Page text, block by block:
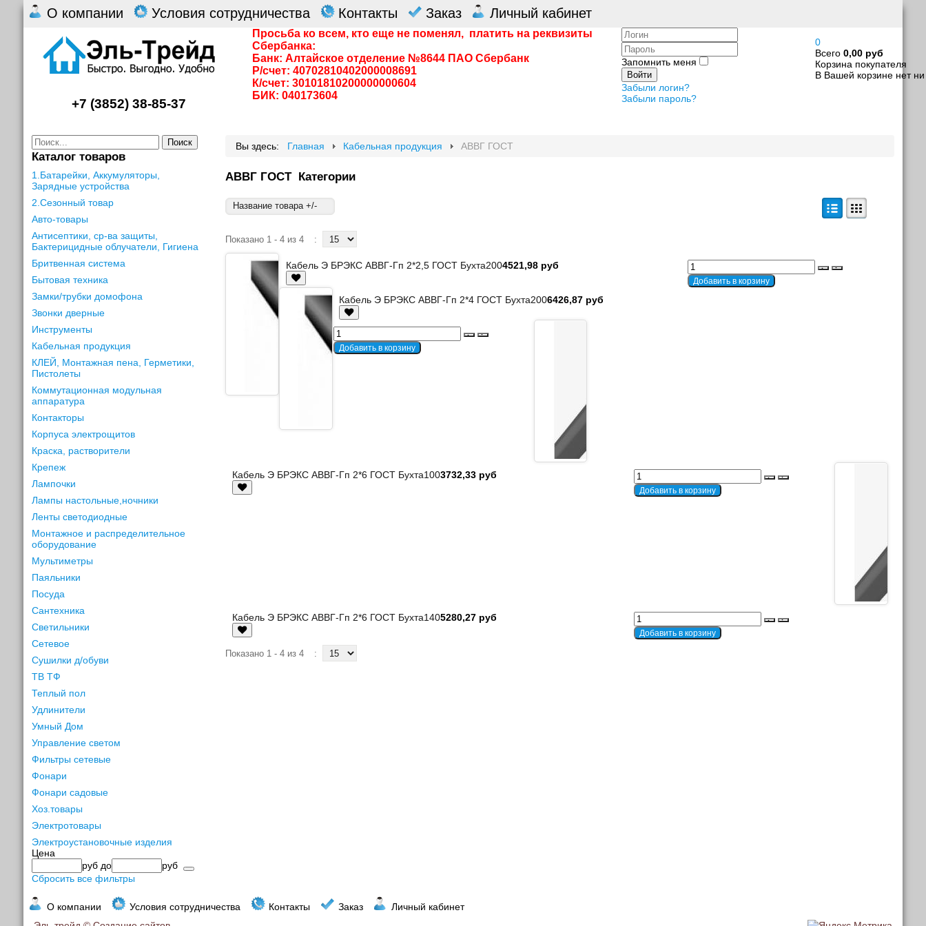
О компании Условия сотрудничества Контакты Заказ Личный кабинет
0
Всего 0,00 руб
Корзина покупателя
В Вашей корзине нет ни
Логин
Пароль
Запомнить меня
Войти
Забыли логин?
Забыли пароль?
Просьба ко всем, кто еще не поменял, платить на реквизиты
Сбербанка:
Банк: Алтайское отделение №8644 ПАО Сбербанк
Р/счет: 40702810402000008691
К/счет: 30101810200000000604
БИК: 040173604
+7 (3852) 38-85-37
Поиск
Каталог товаров
1.Батарейки, Аккумуляторы,
Зарядные устройства
2.Сезонный товар
Авто-товары
Антисептики, ср-ва защиты,
Бактерицидные облучатели, Гигиена
Бритвенная система
Бытовая техника
Замки/трубки домофона
Звонки дверные
Инструменты
Кабельная продукция
КЛЕЙ, Монтажная пена, Герметики,
Пистолеты
Коммутационная модульная
аппаратура
Контакторы
Корпуса электрощитов
Краска, растворители
Крепеж
Лампочки
Лампы настольные,ночники
Ленты светодиодные
Монтажное и распределительное
оборудование
Мультиметры
Паяльники
Посуда
Сантехника
Светильники
Сетевое
Сушилки д/обуви
ТВ ТФ
Теплый пол
Удлинители
Умный Дом
Управление светом
Фильтры сетевые
Фонари
Фонари садовые
Хоз.товары
Электротовары
Электроустановочные изделия
Цена
руб до
руб
Сбросить все фильтры
Вы здесь: Главная Кабельная продукция АВВГ ГОСТ
АВВГ ГОСТ Категории
Название товара +/-
Показано 1 - 4 из 4 :
Кабель Э БРЭКС АВВГ-Гп 2*2,5 ГОСТ Бухта2004521,98 руб
Кабель Э БРЭКС АВВГ-Гп 2*4 ГОСТ Бухта2006426,87 руб
Кабель Э БРЭКС АВВГ-Гп 2*6 ГОСТ Бухта1003732,33 руб
Кабель Э БРЭКС АВВГ-Гп 2*6 ГОСТ Бухта1405280,27 руб
Показано 1 - 4 из 4 :
О компании Условия сотрудничества Контакты Заказ
Личный кабинет